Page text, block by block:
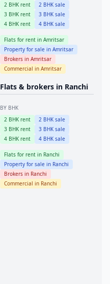
2 BHK rent 2 BHK sale
3 BHK rent 3 BHK sale
4 BHK rent 4 BHK sale
Flats for rent in Amritsar
Property for sale in Amritsar
Brokers in Amritsar
Commercial in Amritsar
Flats & brokers in Ranchi
BY BHK
2 BHK rent 2 BHK sale
3 BHK rent 3 BHK sale
4 BHK rent 4 BHK sale
Flats for rent in Ranchi
Property for sale in Ranchi
Brokers in Ranchi
Commercial in Ranchi